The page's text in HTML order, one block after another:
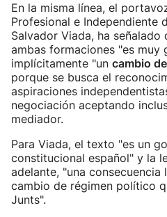
En la misma línea, el
Profesional e Independiente
Salvador Viada, ha
ambas formaciones "es muy
implícitamente "un cambio
porque se busca el
aspiraciones
negociación aceptando
mediador.
Para Viada, el texto "es un
constitucional español" y la
adelante, "una
cambio de régimen político
Junts".